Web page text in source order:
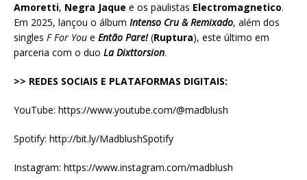
Amoretti, Negra Jaque e os paulistas Electromagnetico.
Em 2025, lançou o álbum Intenso Cru & Remixado, além dos
singles F For You e Então Pare!(Ruptura), este último em
parceria com o duo La Dixttorsion.
>> REDES SOCIAIS E PLATAFORMAS DIGITAIS:
YouTube: https://www.youtube.com/@madblush
Spotify: http://bit.ly/MadblushSpotify
Instagram: https://www.instagram.com/madblush